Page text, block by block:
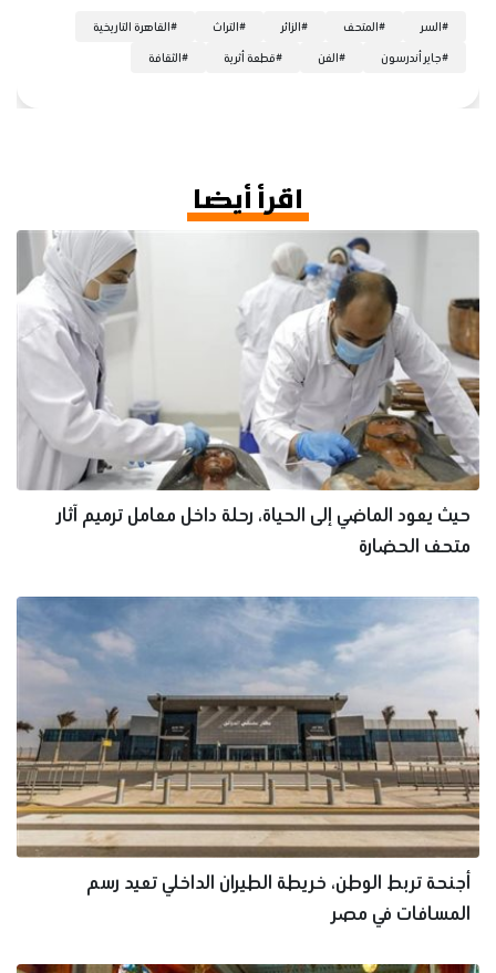
#السر #المتحف #الزائر #التراث #القاهرة التاريخية
#جاير أندرسون #الفن #قطعة أثرية #الثقافة
اقرأ أيضا
حيث يعود الماضي إلى الحياة، رحلة داخل معامل ترميم آثار
متحف الحضارة
أجنحة تربط الوطن، خريطة الطيران الداخلي تعيد رسم
المسافات في مصر